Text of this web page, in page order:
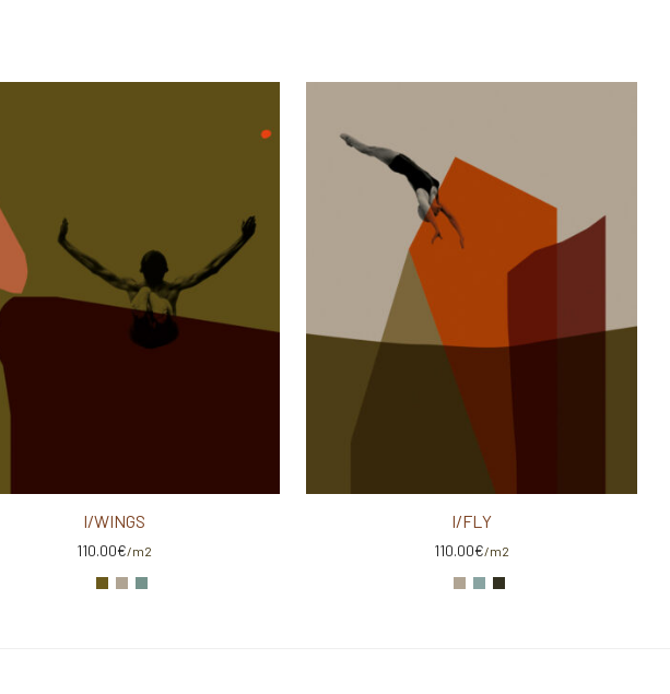
I/WINGS
110.00€/m2
I/FLY
110.00€/m2